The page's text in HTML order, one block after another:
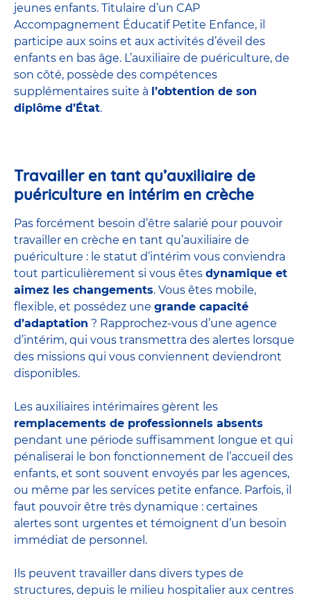
jeunes enfants. Titulaire d’un CAP
Accompagnement Éducatif Petite Enfance, il
participe aux soins et aux activités d’éveil des
enfants en bas âge. L’auxiliaire de puériculture, de
son côté, possède des compétences
supplémentaires suite à l’obtention de son
diplôme d’État.
Travailler en tant qu’auxiliaire de
puériculture en intérim en crèche
Pas forcément besoin d’être salarié pour pouvoir
travailler en crèche en tant qu’auxiliaire de
puériculture : le statut d’intérim vous conviendra
tout particulièrement si vous êtes dynamique et
aimez les changements. Vous êtes mobile,
flexible, et possédez une grande capacité
d’adaptation ? Rapprochez-vous d’une agence
d’intérim, qui vous transmettra des alertes lorsque
des missions qui vous conviennent deviendront
disponibles.
Les auxiliaires intérimaires gèrent les
remplacements de professionnels absents
pendant une période suffisamment longue et qui
pénaliserai le bon fonctionnement de l’accueil des
enfants, et sont souvent envoyés par les agences,
ou même par les services petite enfance. Parfois, il
faut pouvoir être très dynamique : certaines
alertes sont urgentes et témoignent d’un besoin
immédiat de personnel.
Ils peuvent travailler dans divers types de
structures, depuis le milieu hospitalier aux centres